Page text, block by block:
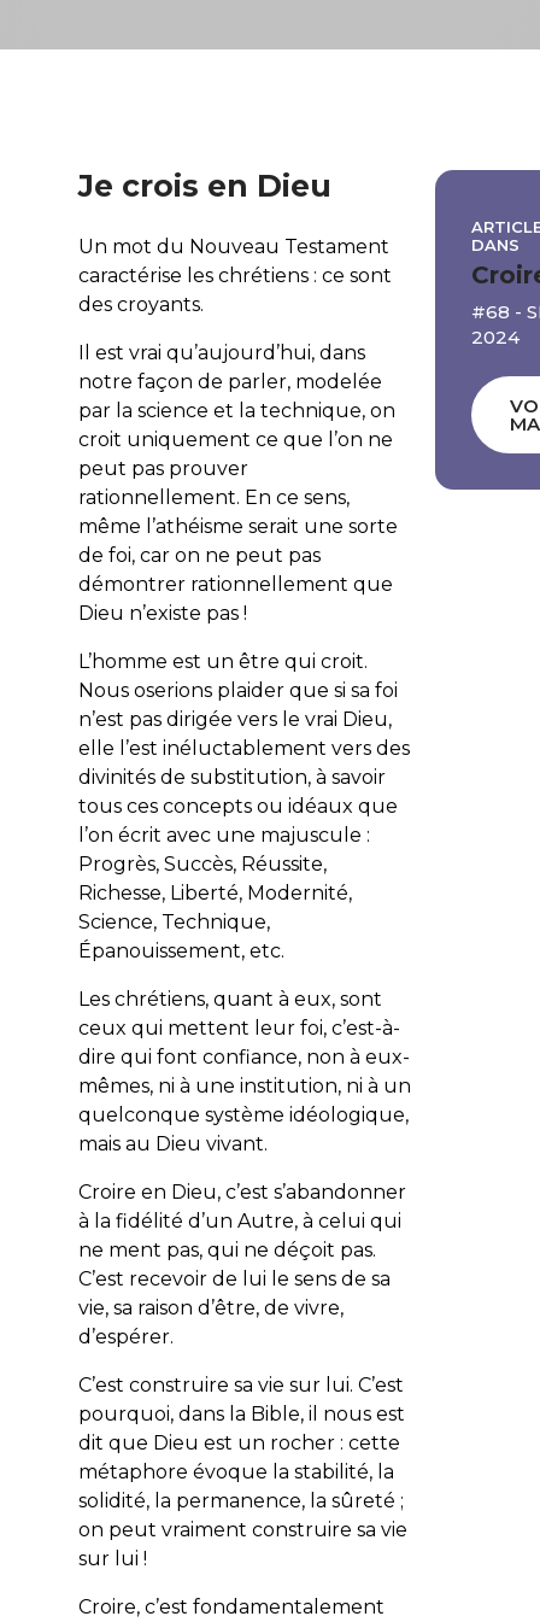
Je crois en Dieu
Un mot du Nouveau Testament
caractérise les chrétiens : ce sont
des croyants.
Il est vrai qu’aujourd’hui, dans
notre façon de parler, modelée
par la science et la technique, on
croit uniquement ce que l’on ne
peut pas prouver
rationnellement. En ce sens,
même l’athéisme serait une sorte
de foi, car on ne peut pas
démontrer rationnellement que
Dieu n’existe pas !
L’homme est un être qui croit.
Nous oserions plaider que si sa foi
n’est pas dirigée vers le vrai Dieu,
elle l’est inéluctablement vers des
divinités de substitution, à savoir
tous ces concepts ou idéaux que
l’on écrit avec une majuscule :
Progrès, Succès, Réussite,
Richesse, Liberté, Modernité,
Science, Technique,
Épanouissement, etc.
Les chrétiens, quant à eux, sont
ceux qui mettent leur foi, c’est-à-
dire qui font confiance, non à eux-
mêmes, ni à une institution, ni à un
quelconque système idéologique,
mais au Dieu vivant.
Croire en Dieu, c’est s’abandonner
à la fidélité d’un Autre, à celui qui
ne ment pas, qui ne déçoit pas.
C’est recevoir de lui le sens de sa
vie, sa raison d’être, de vivre,
d’espérer.
C’est construire sa vie sur lui. C’est
pourquoi, dans la Bible, il nous est
dit que Dieu est un rocher : cette
métaphore évoque la stabilité, la
solidité, la permanence, la sûreté ;
on peut vraiment construire sa vie
sur lui !
Croire, c’est fondamentalement
DANS
#68 -
2024